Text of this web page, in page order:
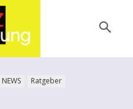
NEWS Ratgeber